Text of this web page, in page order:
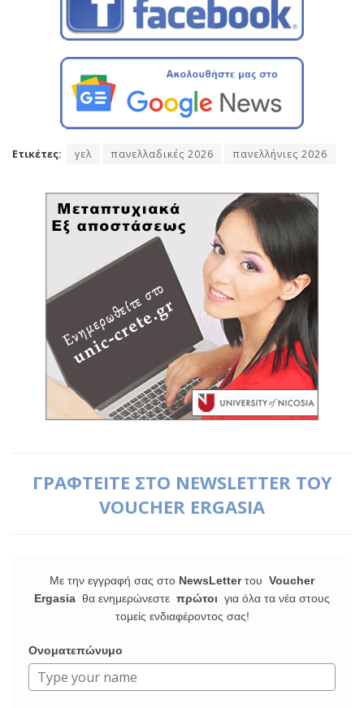
Ετικέτες: γελ πανελλαδικές 2026 πανελλήνιες 2026
ΓΡΑΦΤΕΙΤΕ ΣΤΟ NEWSLETTER ΤΟΥ
VOUCHER ERGASIA
Με την εγγραφή σας στο NewsLetterτου Voucher
Ergasia θα ενημερώνεστε πρώτοι για όλα τα νέα στους
τομείς ενδιαφέροντος σας!
Ονοματεπώνυμο